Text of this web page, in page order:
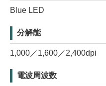
Blue LED
分解能
1,000／1,600／2,400dpi
電波周波数